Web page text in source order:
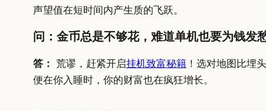
声望值在短时间内产生质的飞跃。
问：金币总是不够花，难道单机也要为钱发
答： 荒谬，赶紧开启挂机致富秘籍 ！选对地图比埋
便在你入睡时，你的财富也在疯狂增长。